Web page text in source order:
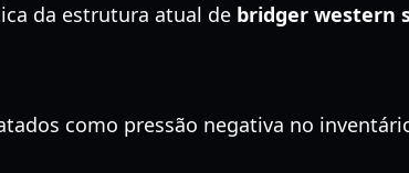
da estrutura atual de bridger western
como pressão negativa no